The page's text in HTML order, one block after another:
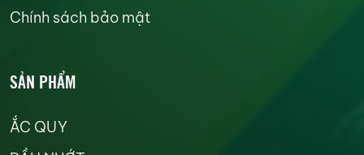
Chính sách bảo mật
SẢN PHẨM
ẮC QUY